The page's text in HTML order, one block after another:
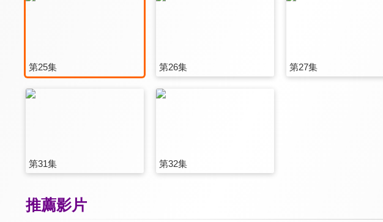
第25集 第26集 第27集
第31集 第32集
推薦影片